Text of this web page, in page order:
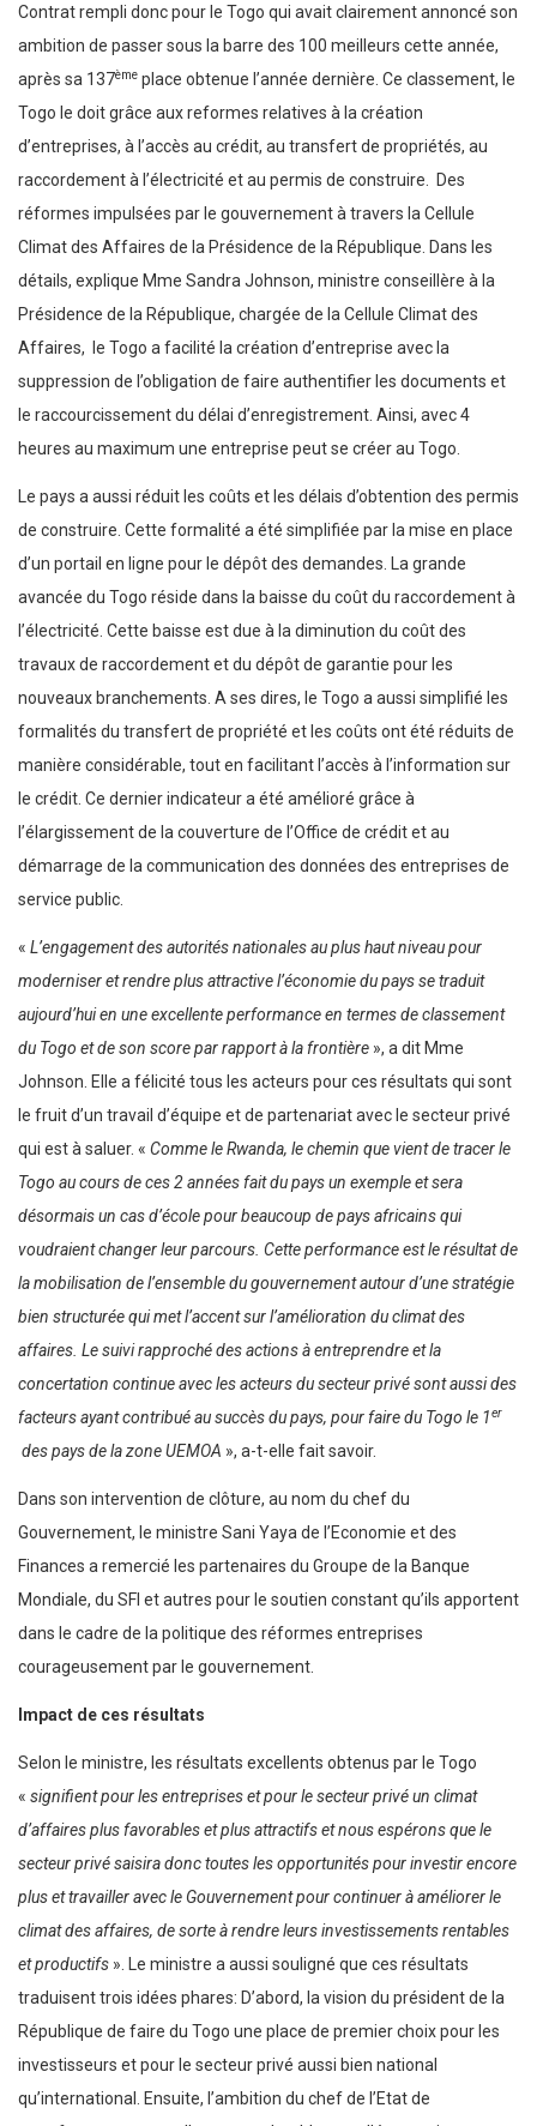
Contrat rempli donc pour le Togo qui avait clairement annoncé son
ambition de passer sous la barre des 100 meilleurs cette année,
après sa 137ème place obtenue l’année dernière. Ce classement, le
Togo le doit grâce aux reformes relatives à la création
d’entreprises, à l’accès au crédit, au transfert de propriétés, au
raccordement à l’électricité et au permis de construire. Des
réformes impulsées par le gouvernement à travers la Cellule
Climat des Affaires de la Présidence de la République. Dans les
détails, explique Mme Sandra Johnson, ministre conseillère à la
Présidence de la République, chargée de la Cellule Climat des
Affaires, le Togo a facilité la création d’entreprise avec la
suppression de l’obligation de faire authentifier les documents et
le raccourcissement du délai d’enregistrement. Ainsi, avec 4
heures au maximum une entreprise peut se créer au Togo.
Le pays a aussi réduit les coûts et les délais d’obtention des permis
de construire. Cette formalité a été simplifiée par la mise en place
d’un portail en ligne pour le dépôt des demandes. La grande
avancée du Togo réside dans la baisse du coût du raccordement à
l’électricité. Cette baisse est due à la diminution du coût des
travaux de raccordement et du dépôt de garantie pour les
nouveaux branchements. A ses dires, le Togo a aussi simplifié les
formalités du transfert de propriété et les coûts ont été réduits de
manière considérable, tout en facilitant l’accès à l’information sur
le crédit. Ce dernier indicateur a été amélioré grâce à
l’élargissement de la couverture de l’Office de crédit et au
démarrage de la communication des données des entreprises de
service public.
« L’engagement des autorités nationales au plus haut niveau pour
moderniser et rendre plus attractive l’économie du pays se traduit
aujourd’hui en une excellente performance en termes de classement
du Togo et de son score par rapport à la frontière », a dit Mme
Johnson. Elle a félicité tous les acteurs pour ces résultats qui sont
le fruit d’un travail d’équipe et de partenariat avec le secteur privé
qui est à saluer. « Comme le Rwanda, le chemin que vient de tracer le
Togo au cours de ces 2 années fait du pays un exemple et sera
désormais un cas d’école pour beaucoup de pays africains qui
voudraient changer leur parcours. Cette performance est le résultat de
la mobilisation de l’ensemble du gouvernement autour d’une stratégie
bien structurée qui met l’accent sur l’amélioration du climat des
affaires. Le suivi rapproché des actions à entreprendre et la
concertation continue avec les acteurs du secteur privé sont aussi des
facteurs ayant contribué au succès du pays, pour faire du Togo le 1er
des pays de la zone UEMOA », a-t-elle fait savoir.
Dans son intervention de clôture, au nom du chef du
Gouvernement, le ministre Sani Yaya de l’Economie et des
Finances a remercié les partenaires du Groupe de la Banque
Mondiale, du SFI et autres pour le soutien constant qu’ils apportent
dans le cadre de la politique des réformes entreprises
courageusement par le gouvernement.
Impact de ces résultats
Selon le ministre, les résultats excellents obtenus par le Togo
« signifient pour les entreprises et pour le secteur privé un climat
d’affaires plus favorables et plus attractifs et nous espérons que le
secteur privé saisira donc toutes les opportunités pour investir encore
plus et travailler avec le Gouvernement pour continuer à améliorer le
climat des affaires, de sorte à rendre leurs investissements rentables
et productifs ». Le ministre a aussi souligné que ces résultats
traduisent trois idées phares: D’abord, la vision du président de la
République de faire du Togo une place de premier choix pour les
investisseurs et pour le secteur privé aussi bien national
qu’international. Ensuite, l’ambition du chef de l’Etat de